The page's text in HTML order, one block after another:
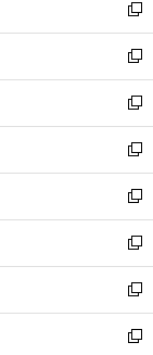
で
開
く
ド
ウ
で
開
く
新
し
い
ウ
ィ
ン
ド
ウ
で
開
く
新
し
い
ウ
ィ
ン
ド
ウ
で
開
く
新
し
い
ウ
ィ
ン
ド
ウ
で
開
く
新
し
い
ウ
ィ
ン
ド
ウ
で
新
し
い
ウ
ィ
ン
ド
新
し
い
ウ
ィ
新
し
い
新